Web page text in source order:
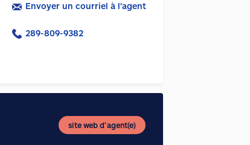
Envoyer un courriel à l'agent
289-809-9382
site web d’agent(e)